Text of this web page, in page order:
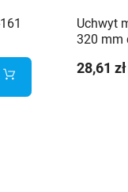
Uchwyt
320 mm
28,61 zł